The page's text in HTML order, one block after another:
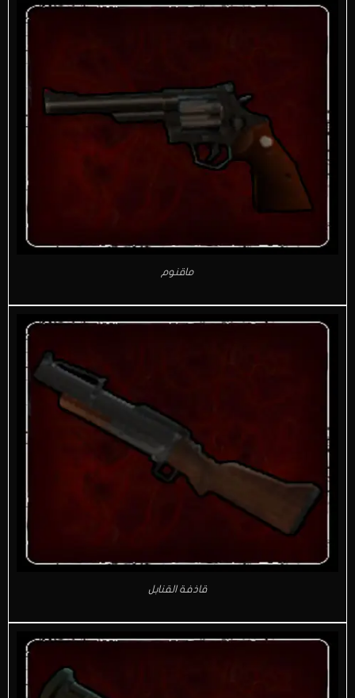
ماقنوم
قاذفة القنابل